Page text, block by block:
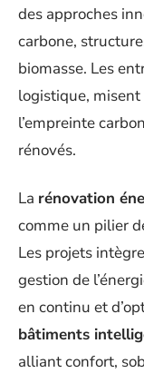
des approches
carbone,
biomasse. Les
logistique,
l’empreinte
rénovés.
La rénovation
comme un pilier
Les projets
gestion de
en continu et
bâtiments
alliant confort,